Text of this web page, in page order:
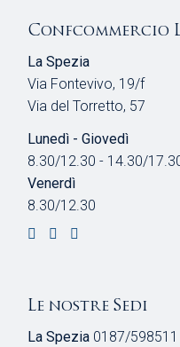
Confcommercio
La Spezia
Via Fontevivo, 19/f
Via del Torretto, 57
Lunedì - Giovedì
8.30/12.30 - 14.30/
Venerdì
8.30/12.30
Le nostre Sedi
La Spezia 0187/